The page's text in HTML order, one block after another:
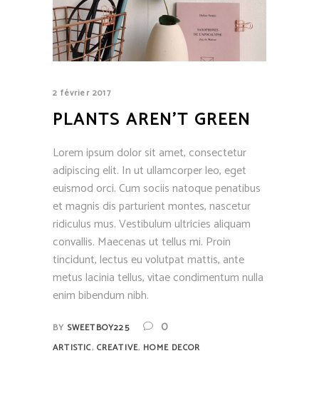
2 février 2017
PLANTS AREN’T GREEN
Lorem ipsum dolor sit amet, consectetur
adipiscing elit. In ut ullamcorper leo, eget
euismod orci. Cum sociis natoque penatibus
et magnis dis parturient montes, nascetur
ridiculus mus. Vestibulum ultricies aliquam
convallis. Maecenas ut tellus mi. Proin
tincidunt, lectus eu volutpat mattis, ante
metus lacinia tellus, vitae condimentum nulla
enim bibendum nibh.
BY SWEETBOY225 0
ARTISTIC, CREATIVE, HOME DECOR